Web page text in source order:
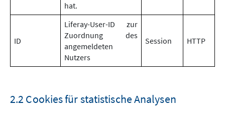
hat.
ID
Liferay-User-ID zur
Zuordnung des
angemeldeten
Nutzers
Session HTTP
2.2 Cookies für statistische Analysen